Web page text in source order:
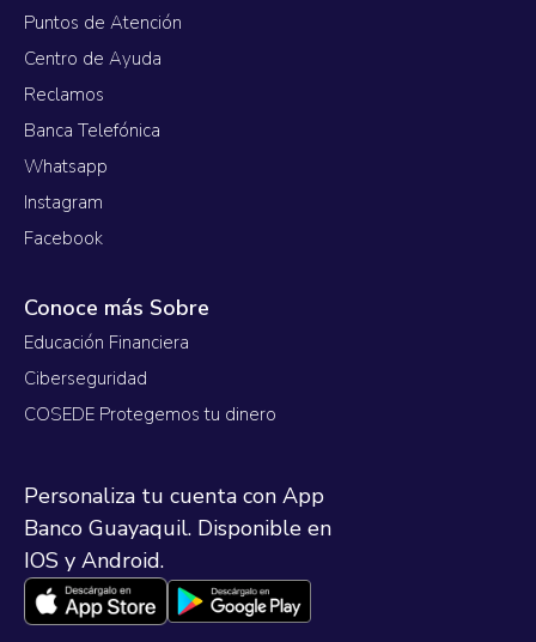
Puntos de Atención
Centro de Ayuda
Reclamos
Banca Telefónica
Whatsapp
Instagram
Facebook
Conoce más Sobre
Educación Financiera
Ciberseguridad
COSEDE Protegemos tu dinero
Personaliza tu cuenta con App
Banco Guayaquil. Disponible en
IOS y Android.